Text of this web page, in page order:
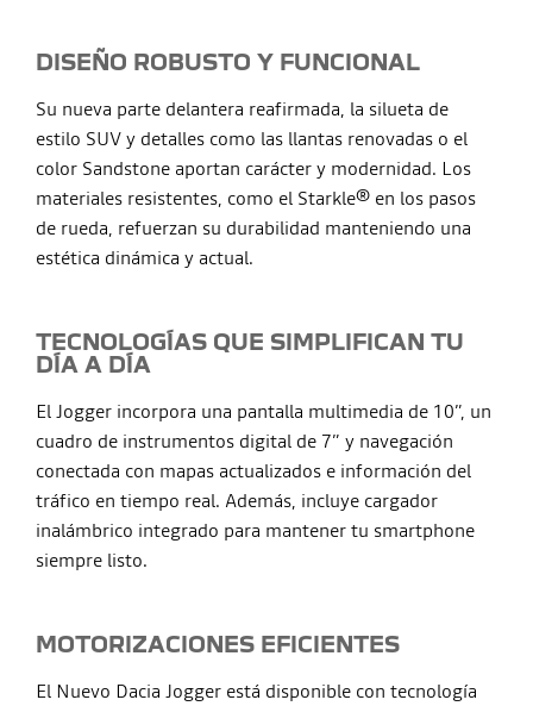
DISEÑO ROBUSTO Y FUNCIONAL
Su nueva parte delantera reafirmada, la silueta de
estilo SUV y detalles como las llantas renovadas o el
color Sandstone aportan carácter y modernidad. Los
materiales resistentes, como el Starkle® en los pasos
de rueda, refuerzan su durabilidad manteniendo una
estética dinámica y actual.
TECNOLOGÍAS QUE SIMPLIFICAN TU
DÍA A DÍA
El Jogger incorpora una pantalla multimedia de 10”, un
cuadro de instrumentos digital de 7” y navegación
conectada con mapas actualizados e información del
tráfico en tiempo real. Además, incluye cargador
inalámbrico integrado para mantener tu smartphone
siempre listo.
MOTORIZACIONES EFICIENTES
El Nuevo Dacia Jogger está disponible con tecnología